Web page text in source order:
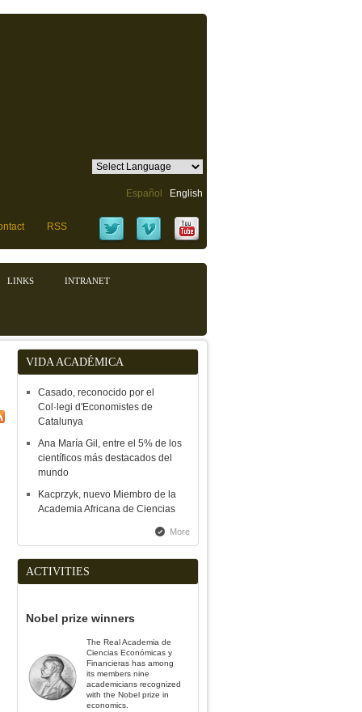
Español English
RSS
LINKS INTRANET
VIDA ACADÉMICA
Casado, reconocido por el
Col·legi d'Economistes de
Catalunya
Ana María Gil, entre el 5% de los
científicos más destacados del
mundo
Kacprzyk, nuevo Miembro de la
Academia Africana de Ciencias
More
ACTIVITIES
Nobel prize winners
The Real Academia de
Ciencias Económicas y
Financieras has among
its members nine
academicians recognized
with the Nobel prize in
economics.